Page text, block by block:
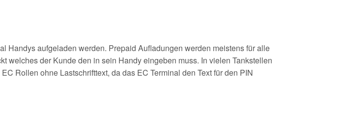
Handys aufgeladen werden. Prepaid Aufladungen werden meistens für alle
welches der Kunde den in sein Handy eingeben muss. In vielen Tankstellen
Rollen ohne Lastschrifttext, da das EC Terminal den Text für den PIN